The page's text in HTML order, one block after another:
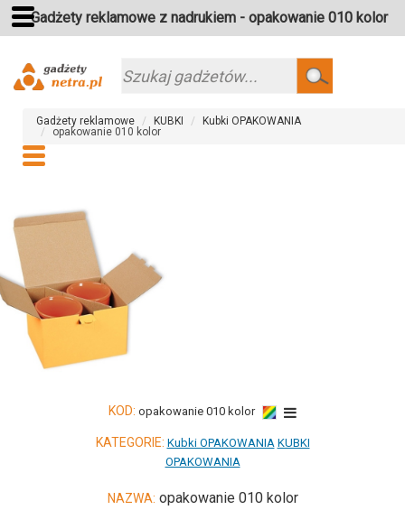
Gadżety reklamowe z nadrukiem - opakowanie 010 kolor
Szukaj
Gadżety reklamowe KUBKI
Kubki OPAKOWANIA
opakowanie 010 kolor
KOD: opakowanie 010 kolor
KATEGORIE: Kubki OPAKOWANIA KUBKI
OPAKOWANIA
NAZWA: opakowanie 010 kolor